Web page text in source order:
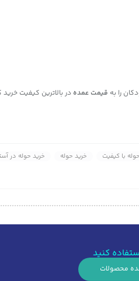
را به قیمت عمده در بالاترین کیفیت
با کیفیت خرید حوله خرید حوله در
کنید
محصولات